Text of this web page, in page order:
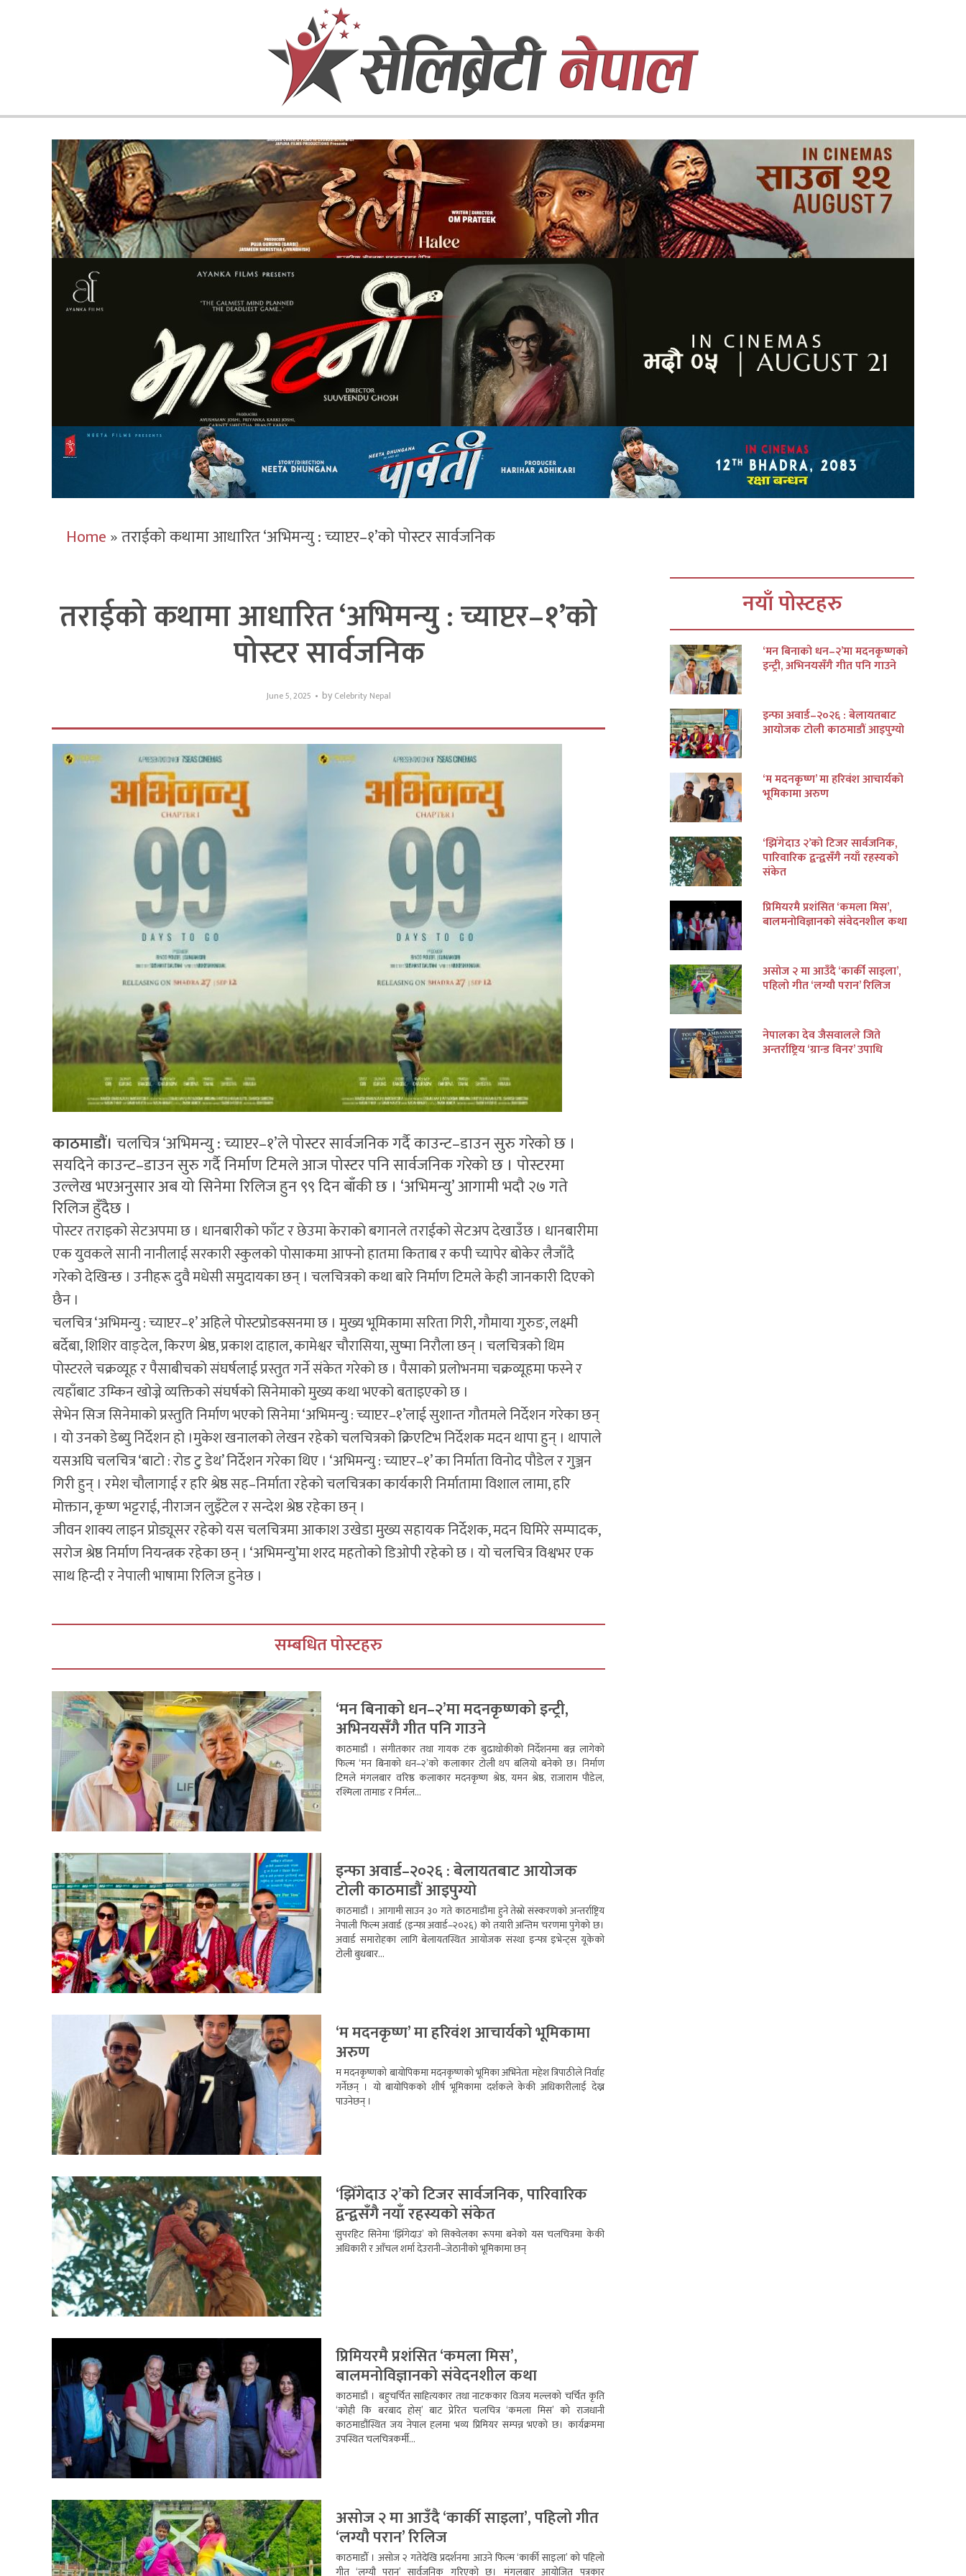
Home»तराईको कथामा आधारित ‘अभिमन्यु : च्याप्टर–१’को पोस्टर सार्वजनिक
तराईको कथामा आधारित ‘अभिमन्यु : च्याप्टर–१’को
पोस्टर सार्वजनिक
June 5, 2025 by Celebrity Nepal
काठमाडौं। चलचित्र ‘अभिमन्यु : च्याप्टर–१’ले पोस्टर सार्वजनिक गर्दै काउन्ट–डाउन सुरु गरेको छ ।
सयदिने काउन्ट–डाउन सुरु गर्दै निर्माण टिमले आज पोस्टर पनि सार्वजनिक गरेको छ । पोस्टरमा
उल्लेख भएअनुसार अब यो सिनेमा रिलिज हुन ९९ दिन बाँकी छ । ‘अभिमन्यु’ आगामी भदौ २७ गते
रिलिज हुँदैछ ।
पोस्टर तराइको सेटअपमा छ । धानबारीको फाँट र छेउमा केराको बगानले तराईको सेटअप देखाउँछ । धानबारीमा
एक युवकले सानी नानीलाई सरकारी स्कुलको पोसाकमा आफ्नो हातमा किताब र कपी च्यापेर बोकेर लैजाँदै
गरेको देखिन्छ । उनीहरू दुवै मधेसी समुदायका छन् । चलचित्रको कथा बारे निर्माण टिमले केही जानकारी दिएको
छैन ।
चलचित्र ‘अभिमन्यु : च्याप्टर–१’ अहिले पोस्टप्रोडक्सनमा छ । मुख्य भूमिकामा सरिता गिरी, गौमाया गुरुङ, लक्ष्मी
बर्देबा, शिशिर वाङ्देल, किरण श्रेष्ठ, प्रकाश दाहाल, कामेश्वर चौरासिया, सुष्मा निरौला छन् । चलचित्रको थिम
पोस्टरले चक्रव्यूह र पैसाबीचको संघर्षलाई प्रस्तुत गर्ने संकेत गरेको छ । पैसाको प्रलोभनमा चक्रव्यूहमा फस्ने र
त्यहाँबाट उम्किन खोज्ने व्यक्तिको संघर्षको सिनेमाको मुख्य कथा भएको बताइएको छ ।
सेभेन सिज सिनेमाको प्रस्तुति निर्माण भएको सिनेमा ‘अभिमन्यु : च्याप्टर–१’लाई सुशान्त गौतमले निर्देशन गरेका छन्
। यो उनको डेब्यु निर्देशन हो ।मुकेश खनालको लेखन रहेको चलचित्रको क्रिएटिभ निर्देशक मदन थापा हुन् । थापाले
यसअघि चलचित्र ‘बाटो : रोड टु डेथ’ निर्देशन गरेका थिए । ‘अभिमन्यु : च्याप्टर–१’ का निर्माता विनोद पौडेल र गुञ्जन
गिरी हुन् । रमेश चौलागाई र हरि श्रेष्ठ सह–निर्माता रहेको चलचित्रका कार्यकारी निर्मातामा विशाल लामा, हरि
मोक्तान, कृष्ण भट्टराई, नीराजन लुइँटेल र सन्देश श्रेष्ठ रहेका छन् ।
जीवन शाक्य लाइन प्रोड्यूसर रहेको यस चलचित्रमा आकाश उखेडा मुख्य सहायक निर्देशक, मदन घिमिरे सम्पादक,
सरोज श्रेष्ठ निर्माण नियन्त्रक रहेका छन् । ‘अभिमन्यु’मा शरद महतोको डिओपी रहेको छ । यो चलचित्र विश्वभर एक
साथ हिन्दी र नेपाली भाषामा रिलिज हुनेछ ।
सम्बधित पोस्टहरु
‘मन बिनाको धन–२’मा मदनकृष्णको इन्ट्री,
अभिनयसँगै गीत पनि गाउने
काठमाडौं । संगीतकार तथा गायक टंक बुढाथोकीको निर्देशनमा बन्न लागेको
फिल्म ‘मन बिनाको धन–२’को कलाकार टोली थप बलियो बनेको छ। निर्माण
टिमले मंगलबार वरिष्ठ कलाकार मदनकृष्ण श्रेष्ठ, यमन श्रेष्ठ, राजाराम पौडेल,
रश्मिला तामाङ र निर्मल...
इन्फा अवार्ड–२०२६ : बेलायतबाट आयोजक
टोली काठमाडौं आइपुग्यो
काठमाडौं । आगामी साउन ३० गते काठमाडौंमा हुने तेस्रो संस्करणको अन्तर्राष्ट्रिय
नेपाली फिल्म अवार्ड (इन्फा अवार्ड–२०२६) को तयारी अन्तिम चरणमा पुगेको छ।
अवार्ड समारोहका लागि बेलायतस्थित आयोजक संस्था इन्फा इभेन्ट्स यूकेको
टोली बुधबार...
‘म मदनकृष्ण’ मा हरिवंश आचार्यको भूमिकामा
अरुण
म मदनकृष्णको बायोपिकमा मदनकृष्णको भूमिका अभिनेता महेश त्रिपाठीले निर्वाह
गर्नेछन् । यो बायोपिकको शीर्ष भूमिकामा दर्शकले केकी अधिकारीलाई देख्न
पाउनेछन् ।
‘झिँगेदाउ २’को टिजर सार्वजनिक, पारिवारिक
द्वन्द्वसँगै नयाँ रहस्यको संकेत
सुपरहिट सिनेमा ‘झिँगेदाउ’ को सिक्वेलका रूपमा बनेको यस चलचित्रमा केकी
अधिकारी र आँचल शर्मा देउरानी–जेठानीको भूमिकामा छन्
प्रिमियरमै प्रशंसित ‘कमला मिस’,
बालमनोविज्ञानको संवेदनशील कथा
काठमाडौं । बहुचर्चित साहित्यकार तथा नाटककार विजय मल्लको चर्चित कृति
‘कोही कि बरबाद होस्’ बाट प्रेरित चलचित्र ‘कमला मिस’ को राजधानी
काठमाडौंस्थित जय नेपाल हलमा भव्य प्रिमियर सम्पन्न भएको छ। कार्यक्रममा
उपस्थित चलचित्रकर्मी...
असोज २ मा आउँदै ‘कार्की साइला’, पहिलो गीत
‘लग्यौ परान’ रिलिज
काठमाडौँ । असोज २ गतेदेखि प्रदर्शनमा आउने फिल्म ‘कार्की साइला’ को पहिलो
गीत ‘लग्यौ परान’ सार्वजनिक गरिएको छ। मंगलबार आयोजित पत्रकार
नयाँ पोस्टहरु
‘मन बिनाको धन–२’मा मदनकृष्णको
इन्ट्री, अभिनयसँगै गीत पनि गाउने
इन्फा अवार्ड–२०२६ : बेलायतबाट
आयोजक टोली काठमाडौं आइपुग्यो
‘म मदनकृष्ण’ मा हरिवंश आचार्यको
भूमिकामा अरुण
‘झिँगेदाउ २’को टिजर सार्वजनिक,
पारिवारिक द्वन्द्वसँगै नयाँ रहस्यको
संकेत
प्रिमियरमै प्रशंसित ‘कमला मिस’,
बालमनोविज्ञानको संवेदनशील कथा
असोज २ मा आउँदै ‘कार्की साइला’,
पहिलो गीत ‘लग्यौ परान’ रिलिज
नेपालका देव जैसवालले जिते
अन्तर्राष्ट्रिय ‘ग्रान्ड विनर’ उपाधि